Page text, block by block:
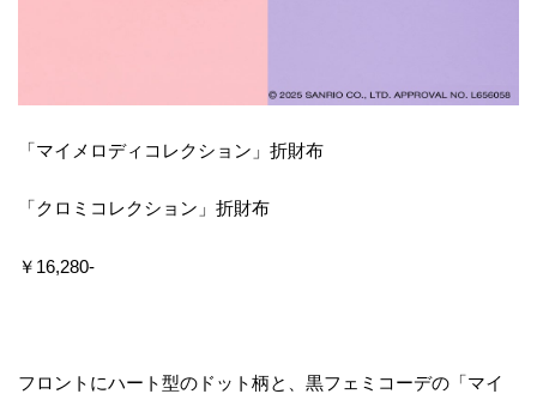
「マイメロディコレクション」折財布
「クロミコレクション」折財布
￥16,280‐
フロントにハート型のドット柄と、黒フェミコーデの「マイ